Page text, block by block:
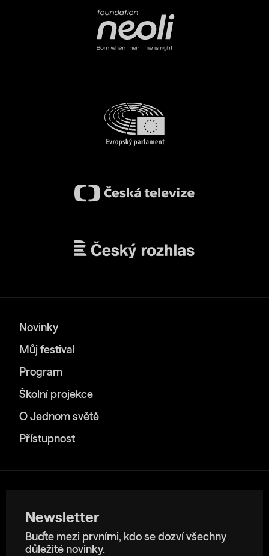
Novinky
Můj festival
Program
Školní projekce
O Jednom světě
Přístupnost
Newsletter
Buďte mezi prvními, kdo se dozví všechny
důležité novinky.